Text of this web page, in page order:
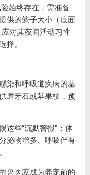
始终存在，需准备
供的笼子大小（底面
对其夜间活动习性
择。
染和呼吸道疾病的基
磨牙石或苹果枝，预
这些“沉默警报”：体
泌物增多、呼吸伴有
兽医应成为养宠前的